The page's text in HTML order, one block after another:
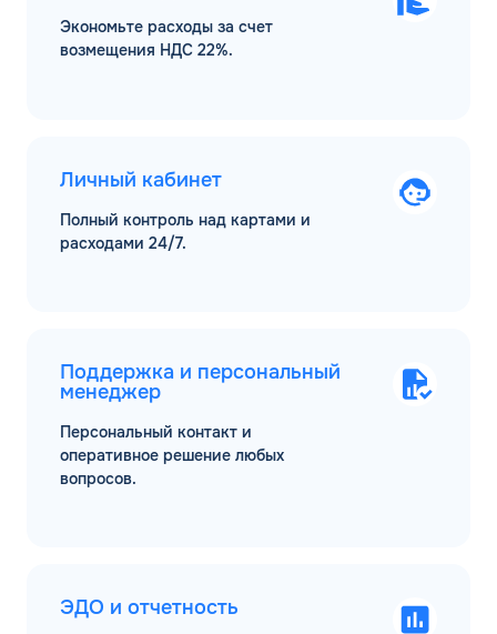
Экономьте расходы за счет
возмещения НДС 22%.
Личный кабинет
Полный контроль над картами и
расходами 24/7.
Поддержка и персональный
менеджер
Персональный контакт и
оперативное решение любых
вопросов.
ЭДО и отчетность